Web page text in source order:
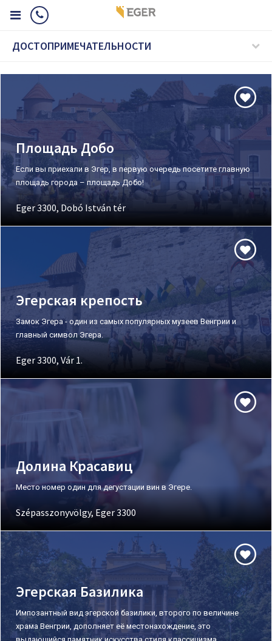
ДОСТОПРИМЕЧАТЕЛЬНОСТИ
Площадь Добо
Если вы приехали в Эгер, в первую очередь посетите главную
площадь города – площадь Добо!
Eger 3300, Dobó István tér
Эгерская крепость
Замок Эгера - один из самых популярных музеев Венгрии и
главный символ Эгера.
Eger 3300, Vár 1.
Долина Красавиц
Место номер один для дегустации вин в Эгере.
Szépasszonyvölgy, Eger 3300
Эгерская Базилика
Импозантный вид эгерской базилики, второго по величине
храма Венгрии, дополняет её местонахождение, это